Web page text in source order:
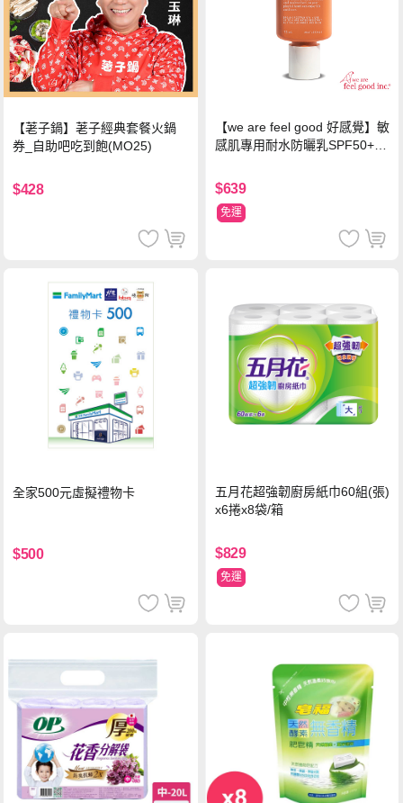
【荖子鍋】荖子經典套餐火鍋
券_自助吧吃到飽(MO25)
$428
【we are feel good 好感覺】敏
感肌專用耐水防曬乳SPF50+ 7
$639
免運
全家500元虛擬禮物卡
$500
五月花超強韌廚房紙巾60組(張)
x6捲x8袋/箱
$829
免運